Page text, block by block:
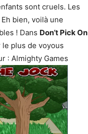
sont cruels. Les
bien, voilà une
! Dans Don’t Pick On
le plus de voyous
: Almighty Games